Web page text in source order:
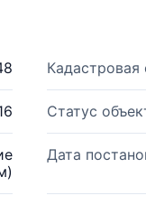
Кадастровая
Статус
Дата